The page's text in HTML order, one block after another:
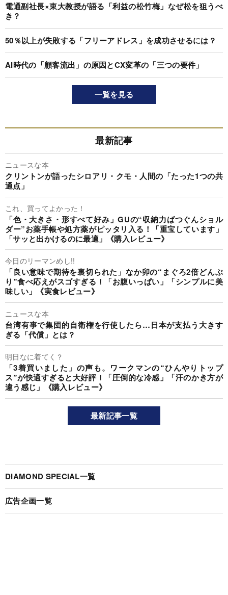
電通副社長×東大教授が語る「利益の松竹梅」なぜ松を狙うべ
き？
50％以上が失敗する「フリーアドレス」を成功させるには？
AI時代の「顧客流出」の原因とCX変革の「三つの要件」
一覧を見る
最新記事
ニュースな本
クリントンが語ったシロアリ・クモ・人間の「たった1つの共
通点」
これ、買ってよかった！
「色・大きさ・形すべて好み」GUの“収納力ばつぐんショル
ダー”お薬手帳や処方薬がピッタリ入る！「重宝しています」
「サッと出かけるのに最適」《購入レビュー》
今日のリーマンめし!!
「良い意味で期待を裏切られた」なか卯の“まぐろ2倍どんぶ
り”食べ応えがスゴすぎる！「お腹いっぱい」「シンプルに美
味しい」《実食レビュー》
ニュースな本
台湾有事で集団的自衛権を行使したら…日本が支払う大きす
ぎる「代償」とは？
明日なに着てく？
「3着買いました」の声も。ワークマンの“ひんやりトップ
ス”が快適すぎると大好評！「圧倒的な冷感」「汗のかき方が
違う感じ」《購入レビュー》
最新記事一覧
DIAMOND SPECIAL一覧
広告企画一覧